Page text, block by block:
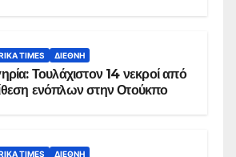
TIMES ΔΙΕΘΝΉ
Τουλάχιστον 14 νεκροί από
ενόπλων στην Οτούκπο
TIMES ΔΙΕΘΝΉ